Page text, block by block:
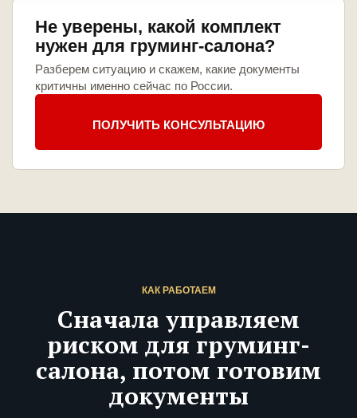
Не уверены, какой комплект
нужен для груминг-салона?
Разберем ситуацию и скажем, какие документы
критичны именно сейчас по России.
ПОЛУЧИТЬ КОНСУЛЬТАЦИЮ
КАК РАБОТАЕМ
Сначала управляем
риском для груминг-
салона, потом готовим
документы